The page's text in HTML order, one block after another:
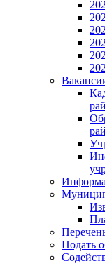
Подать